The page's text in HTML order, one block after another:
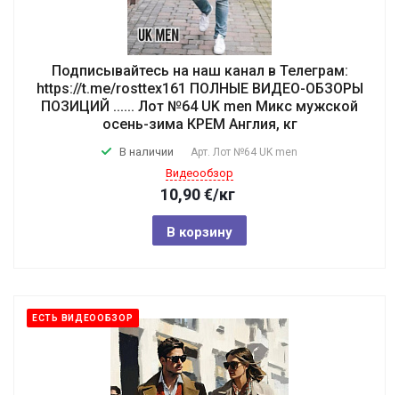
Подписывайтесь на наш канал в Телеграм:
https://t.me/rosttex161 ПОЛНЫЕ ВИДЕО-ОБЗОРЫ
ПОЗИЦИЙ ...... Лот №64 UK men Микс мужской
осень-зима КРЕМ Англия, кг
В наличии Арт. Лот №64 UK men
Видеообзор
10,90€/кг
В корзину
ЕСТЬ ВИДЕООБЗОР